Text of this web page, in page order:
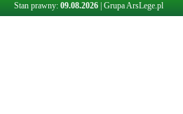
Stan prawny: 09.08.2026 Grupa ArsLege.pl